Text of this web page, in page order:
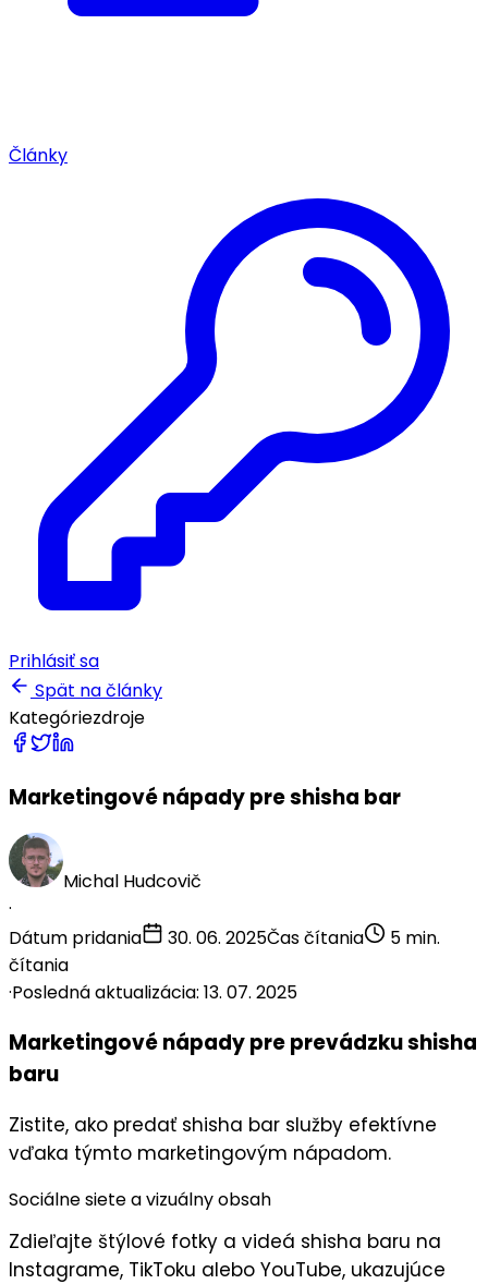
Články
Prihlásiť sa
Spät na články
Kategóriezdroje
Marketingové nápady pre shisha bar
Michal Hudcovič
·
Dátum pridania
30. 06. 2025Čas čítania
5 min.
čítania
·Posledná aktualizácia: 13. 07. 2025
Marketingové nápady pre prevádzku shisha
baru
Zistite, ako predať shisha bar služby efektívne
vďaka týmto marketingovým nápadom.
Sociálne siete a vizuálny obsah
Zdieľajte štýlové fotky a videá shisha baru na
Instagrame, TikToku alebo YouTube, ukazujúce